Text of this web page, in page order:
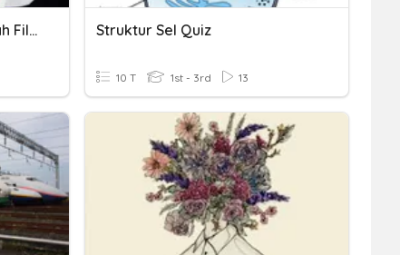
Jumlah Ismiyah Dan Jumlah Filiyah Struktur Sel Quiz
10 T 1st - 3rd 13